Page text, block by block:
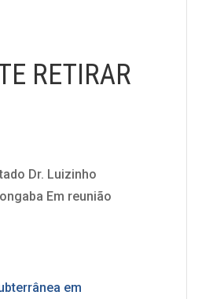
RETIRAR
Dr. Luizinho
Em reunião